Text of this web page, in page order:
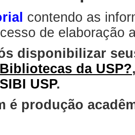
contendo as
de elaboração
disponibilizar
da USP?
USP.
é produção